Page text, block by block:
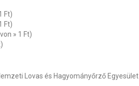
Ft)
Ft)
» 1 Ft)
Lovas és Hagyományőrző Egyesület